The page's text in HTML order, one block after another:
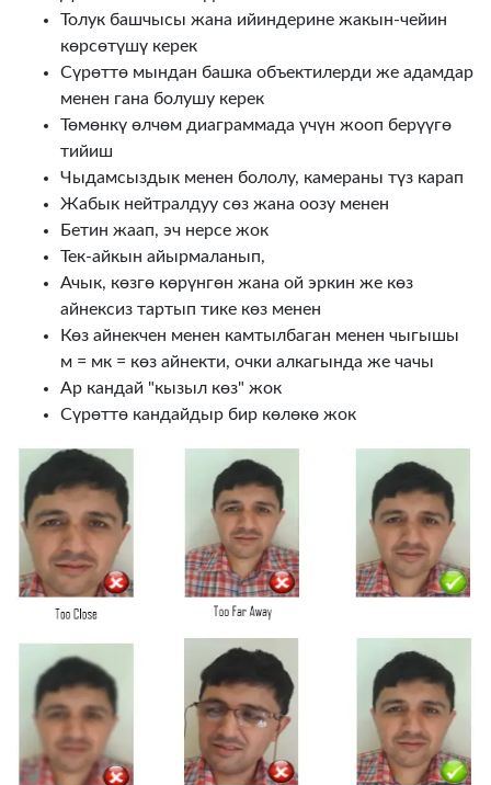
Толук башчысы жана ийиндерине жакын-чейин
көрсөтүшү керек
Сүрөттө мындан башка объектилерди же адамдар
менен гана болушу керек
Төмөнкү өлчөм диаграммада үчүн жооп берүүгө
тийиш
Чыдамсыздык менен бололу, камераны түз карап
Жабык нейтралдуу сөз жана оозу менен
Бетин жаап, эч нерсе жок
Тек-айкын айырмаланып,
Ачык, көзгө көрүнгөн жана ой эркин же көз
айнексиз тартып тике көз менен
Көз айнекчен менен камтылбаган менен чыгышы
м = мк = көз айнекти, очки алкагында же чачы
Ар кандай "кызыл көз" жок
Сүрөттө кандайдыр бир көлөкө жок